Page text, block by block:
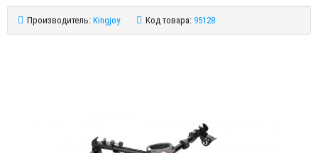
Производитель: Kingjoy Код товара: 95128